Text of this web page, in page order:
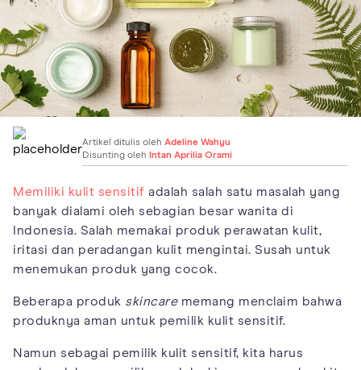
Artikel ditulis oleh Adeline Wahyu
Disunting oleh Intan Aprilia Orami
Memiliki kulit sensitif adalah salah satu masalah yang
banyak dialami oleh sebagian besar wanita di
Indonesia. Salah memakai produk perawatan kulit,
iritasi dan peradangan kulit mengintai. Susah untuk
menemukan produk yang cocok.
Beberapa produk skincarememang menclaim bahwa
produknya aman untuk pemilik kulit sensitif.
Namun sebagai pemilik kulit sensitif, kita harus